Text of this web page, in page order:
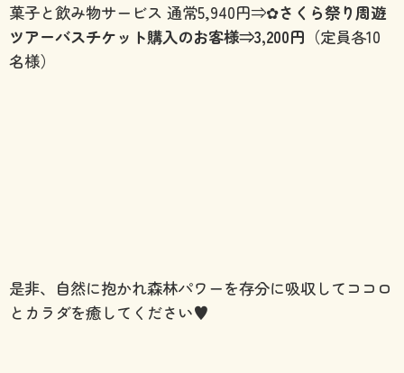
菓子と飲み物サービス 通常5,940円⇒✿さくら祭り周遊
ツアーバスチケット購入のお客様⇒3,200円 （定員各10
名様）
是非、自然に抱かれ森林パワーを存分に吸収してココロ
とカラダを癒してください♥